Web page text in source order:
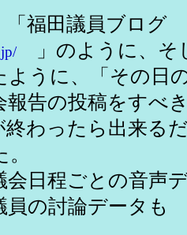
福田議員ブログ
」のように、そ
ように、「その日
報告の投稿をすべ
終わったら出来る
日程ごとの音声
の討論データも